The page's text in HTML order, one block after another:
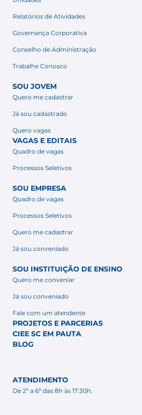
Relatórios de Atividades
Governança Corporativa
Conselho de Administração
Trabalhe Conosco
SOU JOVEM
Quero me cadastrar
Já sou cadastrado
Quero vagas
VAGAS E EDITAIS
Quadro de vagas
Processos Seletivos
SOU EMPRESA
Quadro de vagas
Processos Seletivos
Quero me cadastrar
Já sou conveniado
SOU INSTITUIÇÃO DE ENSINO
Quero me conveniar
Já sou conveniado
Fale com um atendente
PROJETOS E PARCERIAS
CIEE SC EM PAUTA
BLOG
ATENDIMENTO
De 2ª a 6ª das 8h às 17:30h.